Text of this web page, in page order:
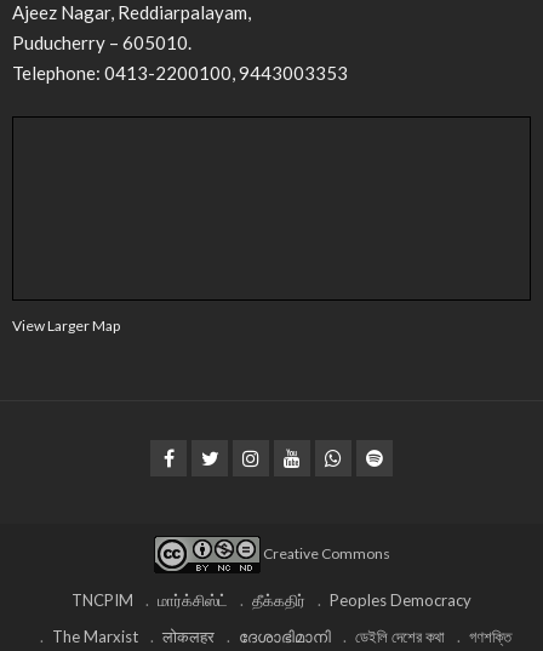
Ajeez Nagar, Reddiarpalayam,
Puducherry – 605010.
Telephone: 0413-2200100, 9443003353
View Larger Map
Creative Commons
TNCPIM மார்க்சிஸ்ட் தீக்கதிர்
Peoples Democracy
The Marxist
लोकलहर ദേശാഭിമാനി ডেইলি দেশের কথা গণশক্তি